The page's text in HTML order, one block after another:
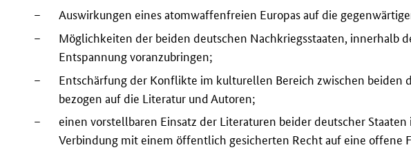
–
Auswirkungen eines atomwaffenfreien Europas auf die
–
Möglichkeiten der beiden deutschen Nachkriegsstaaten, innerhalb
Entspannung voranzubringen;
–
Entschärfung der Konflikte im kulturellen Bereich zwischen beiden
bezogen auf die Literatur und Autoren;
–
einen vorstellbaren Einsatz der Literaturen beider deutscher
Verbindung mit einem öffentlich gesicherten Recht auf eine offene